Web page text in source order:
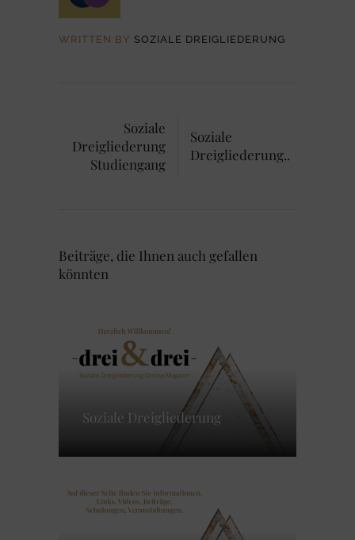
WRITTEN BY SOZIALE DREIGLIEDERUNG
Soziale
Dreigliederung
Studiengang
Soziale
Dreigliederung..
Beiträge, die Ihnen auch gefallen
könnten
Soziale Dreigliederung